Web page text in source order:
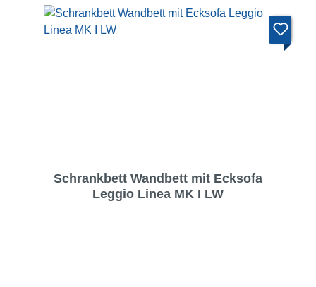
Schrankbett Wandbett mit Ecksofa
Leggio Linea MK I LW